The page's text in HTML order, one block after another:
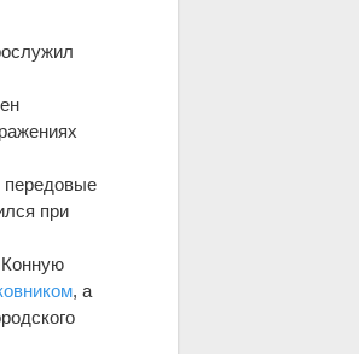
передовые
при
Конную
, а